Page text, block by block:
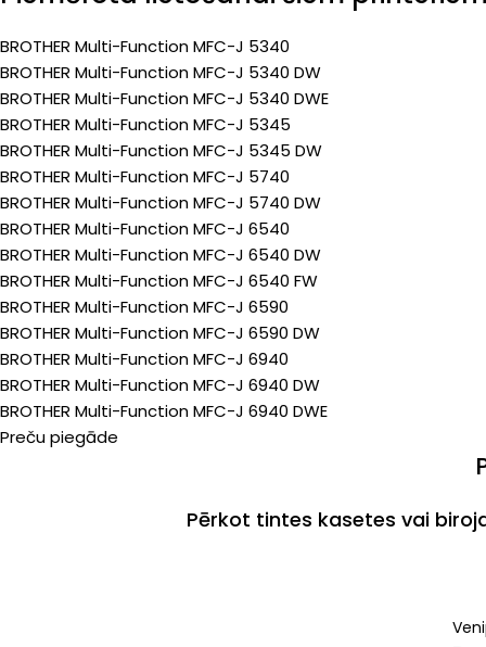
BROTHER Multi-Function MFC-J 5340
BROTHER Multi-Function MFC-J 5340 DW
BROTHER Multi-Function MFC-J 5340 DWE
BROTHER Multi-Function MFC-J 5345
BROTHER Multi-Function MFC-J 5345 DW
BROTHER Multi-Function MFC-J 5740
BROTHER Multi-Function MFC-J 5740 DW
BROTHER Multi-Function MFC-J 6540
BROTHER Multi-Function MFC-J 6540 DW
BROTHER Multi-Function MFC-J 6540 FW
BROTHER Multi-Function MFC-J 6590
BROTHER Multi-Function MFC-J 6590 DW
BROTHER Multi-Function MFC-J 6940
BROTHER Multi-Function MFC-J 6940 DW
BROTHER Multi-Function MFC-J 6940 DWE
Preču piegāde
Pērkot tintes kasetes vai